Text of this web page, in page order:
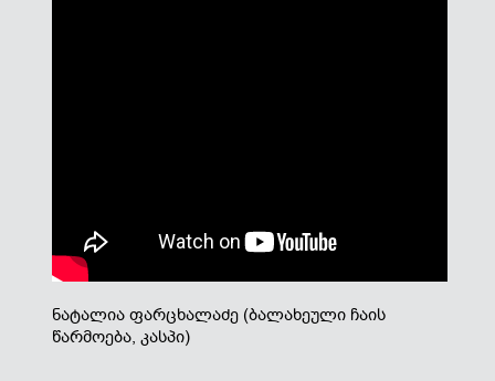
ნატალია ფარცხალაძე (ბალახეული ჩაის
წარმოება, კასპი)